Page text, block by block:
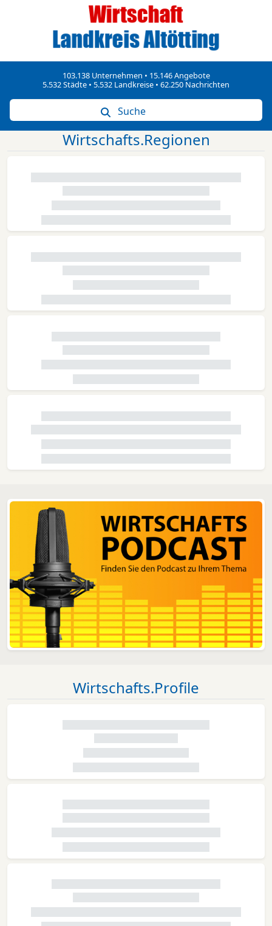
103.138 Unternehmen • 15.146 Angebote
5.532 Städte • 5.532 Landkreise • 62.250 Nachrichten
Suche
Wirtschafts.Regionen
Wirtschafts.Profile